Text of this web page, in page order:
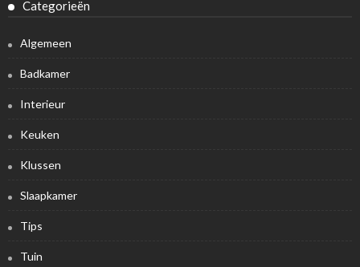
Categorieën
Algemeen
Badkamer
Interieur
Keuken
Klussen
Slaapkamer
Tips
Tuin